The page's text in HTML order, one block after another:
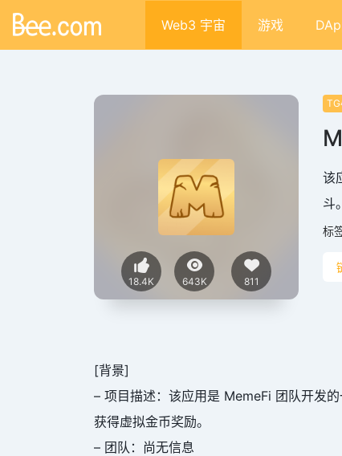
Web3 宇宙 游戏
18.4K 643K 811
该
斗
标
[背景]
– 项目描述：该应用是 MemeFi 团队开发
获得虚拟金币奖励。
– 团队：尚无信息